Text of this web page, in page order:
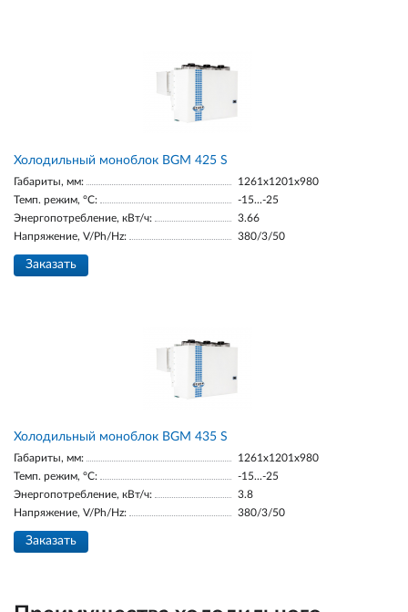
Холодильный моноблок BGM 425 S
Габариты, мм:
1261x1201x980
Темп. режим, °С:
-15...-25
Энергопотребление, кВт/ч:
3.66
Напряжение, V/Ph/Hz:
380/3/50
Заказать
Холодильный моноблок BGM 435 S
Габариты, мм:
1261x1201x980
Темп. режим, °С:
-15...-25
Энергопотребление, кВт/ч:
3.8
Напряжение, V/Ph/Hz:
380/3/50
Заказать